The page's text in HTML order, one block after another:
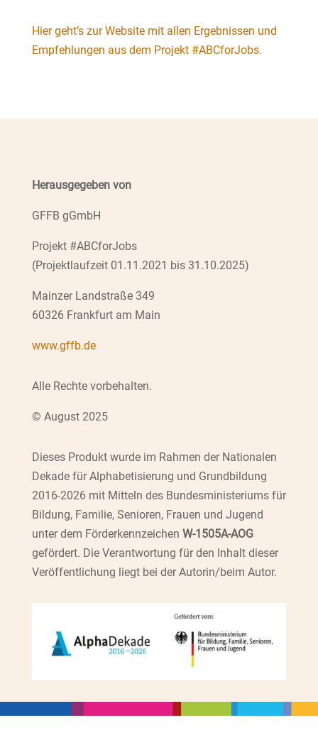
Hier geht’s zur Website mit allen Ergebnissen und
Empfehlungen aus dem Projekt #ABCforJobs.
Herausgegeben von
GFFB gGmbH
Projekt #ABCforJobs
(Projektlaufzeit 01.11.2021 bis 31.10.2025)
Mainzer Landstraße 349
60326 Frankfurt am Main
www.gffb.de
Alle Rechte vorbehalten.
© August 2025
Dieses Produkt wurde im Rahmen der Nationalen
Dekade für Alphabetisierung und Grundbildung
2016-2026 mit Mitteln des Bundesministeriums für
Bildung, Familie, Senioren, Frauen und Jugend
unter dem Förderkennzeichen W-1505A-AOG
gefördert. Die Verantwortung für den Inhalt dieser
Veröffentlichung liegt bei der Autorin/beim Autor.